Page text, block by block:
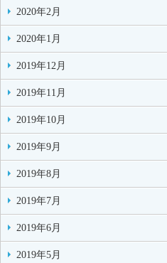
2020年2月
2020年1月
2019年12月
2019年11月
2019年10月
2019年9月
2019年8月
2019年7月
2019年6月
2019年5月